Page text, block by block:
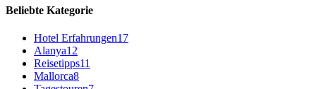
Beliebte Kategorie
Hotel Erfahrungen17
Alanya12
Reisetipps11
Mallorca8